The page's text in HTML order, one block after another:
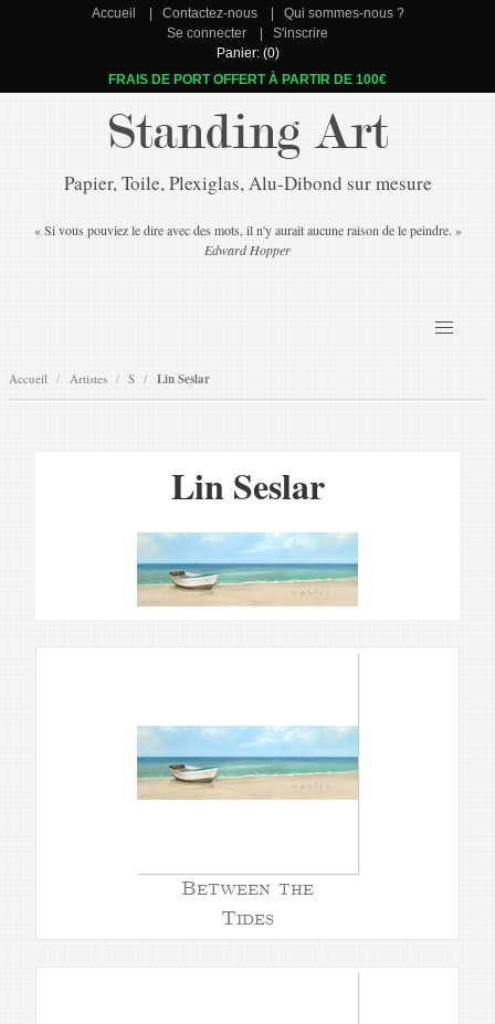
Accueil Contactez-nous
Qui sommes-nous ?
Se connecter
S'inscrire
Panier: (0)
FRAIS DE PORT OFFERT À PARTIR DE 100€
Standing Art
Papier, Toile, Plexiglas, Alu-Dibond sur mesure
« Si vous pouviez le dire avec des mots, il n'y aurait aucune raison de le peindre. »
Edward Hopper
Accueil Artistes S Lin Seslar
Lin Seslar
Between the
Tides